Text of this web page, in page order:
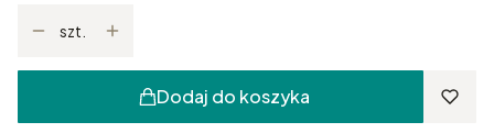
szt.
Dodaj do koszyka